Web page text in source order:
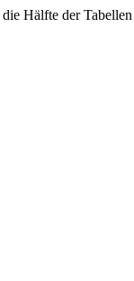
Hälfte der